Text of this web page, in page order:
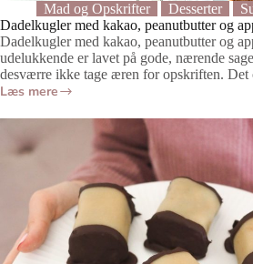
Mad og Opskrifter Desserter
Dadelkugler med kakao, peanutbutter og
Dadelkugler med kakao, peanutbutter og
udelukkende er lavet på gode, nærende
desværre ikke tage æren for opskriften.
Læs mere
Dadelkugler
med
peanutbutter
appelsin